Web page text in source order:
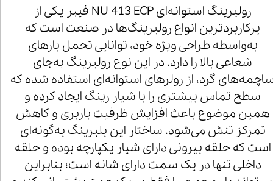
رولبرینگ استوانه‌ای NU 413 ECP فیبر یکی از
پرکاربردترین انواع رولبرینگ‌ها در صنعت است که
به‌واسطه طراحی ویژه خود، توانایی تحمل بارهای
شعاعی بالا را دارد. در این نوع رولبرینگ به‌جای
گرد، از رولرهای استوانه‌ای استفاده شده که
سطح تماس بیشتری را با شیار رینگ ایجاد کرده و
همین موضوع باعث افزایش ظرفیت باربری و کاهش
تمرکز تنش می‌شود. ساختار این بلبرینگ به‌گونه‌ای
است که حلقه بیرونی دارای شیار یکپارچه بوده و حلقه
داخلی تنها در یک سمت دارای شانه است؛ بنابراین